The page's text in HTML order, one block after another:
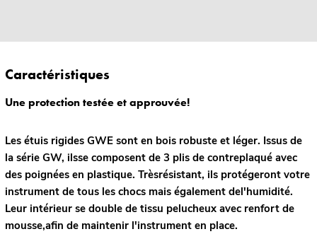
Caractéristiques
Une protection testée et approuvée!
Les étuis rigides GWE sont en bois robuste et léger. Issus de
la série GW, ilsse composent de 3 plis de contreplaqué avec
des poignées en plastique. Trèsrésistant, ils protégeront votre
instrument de tous les chocs mais également del'humidité.
Leur intérieur se double de tissu pelucheux avec renfort de
mousse,afin de maintenir l'instrument en place.